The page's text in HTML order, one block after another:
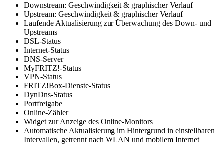
Downstream: Geschwindigkeit & graphischer Verlauf
Upstream: Geschwindigkeit & graphischer Verlauf
Laufende Aktualisierung zur Überwachung des Down- und
Upstreams
DSL-Status
Internet-Status
DNS-Server
MyFRITZ!-Status
VPN-Status
FRITZ!Box-Dienste-Status
DynDns-Status
Portfreigabe
Online-Zähler
Widget zur Anzeige des Online-Monitors
Automatische Aktualisierung im Hintergrund in einstellbaren
Intervallen, getrennt nach WLAN und mobilem Internet